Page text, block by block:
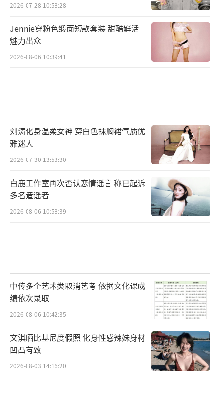
2026-07-28 10:58:28
Jennie穿粉色缎面短款套装 甜酷鲜活
魅力出众
2026-08-06 10:39:41
刘涛化身温柔女神 穿白色抹胸裙气质优
雅迷人
2026-07-30 13:53:30
白鹿工作室再次否认恋情谣言 称已起诉
多名造谣者
2026-08-06 10:58:39
中传多个艺术类取消艺考 依据文化课成
绩依次录取
2026-08-06 10:42:35
文淇晒比基尼度假照 化身性感辣妹身材
凹凸有致
2026-08-03 14:16:20